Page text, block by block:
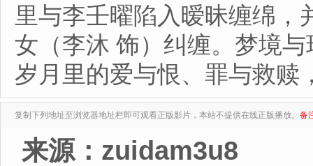
里与李壬曜陷入暧昧缠绵，
女（李沐 饰）纠缠。梦境
岁月里的爱与恨、罪与救赎
复制下列地址至浏览器地址栏即可观看正版影片，本站不提供在线正版播放。 备
来源：zuidam3u8